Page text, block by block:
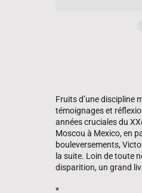
Fruits d’une discipline
témoignages et
années cruciales du
Moscou à Mexico, en
bouleversements,
la suite. Loin de toute
disparition, un grand
*